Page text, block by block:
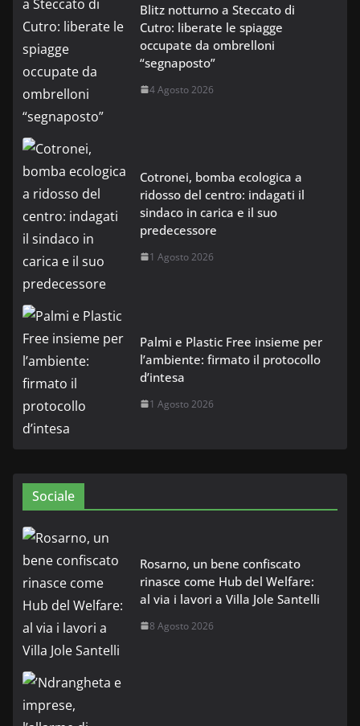
Blitz notturno a Steccato di
Cutro: liberate le spiagge
occupate da ombrelloni
“segnaposto”
4 Agosto 2026
Cotronei, bomba ecologica a
ridosso del centro: indagati il
sindaco in carica e il suo
predecessore
1 Agosto 2026
Palmi e Plastic Free insieme per
l’ambiente: firmato il protocollo
d’intesa
1 Agosto 2026
Sociale
Rosarno, un bene confiscato
rinasce come Hub del Welfare:
al via i lavori a Villa Jole Santelli
8 Agosto 2026